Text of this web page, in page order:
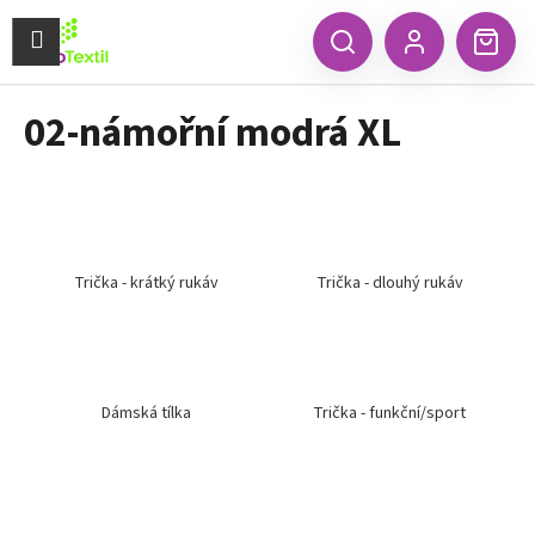
obsah
HledatPřihlášení
Menu
02-námořní modrá XL
Trička - krátký rukáv Trička - dlouhý rukáv
Dámská tílka Trička - funkční/sport
K
š Zpět
Zpět
C